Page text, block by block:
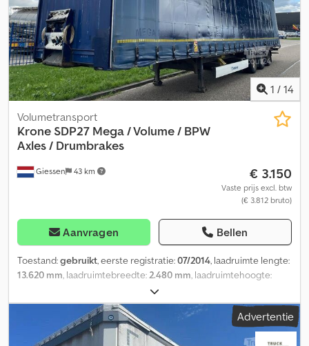
1 / 14
Giessen 43 km
Volumetransport
Krone SDP27 Mega / Volume / BPW
Axles / Drumbrakes
€ 3.150
Vaste prijs excl. btw
(€ 3.812 bruto)
Aanvragen Bellen
Toestand:gebruikt, eerste registratie:07/2014, laadruimte lengte:
13.620 mm, laadruimtebreedte:2.480 mm, laadruimtehoogte:
, Bouwjaar:
Aanvullende opties en accessoires = Dkjdpfxeztcv Ee Afgsr - BPW
Axles - Luchtvering - Trommelremmen
Advertentie